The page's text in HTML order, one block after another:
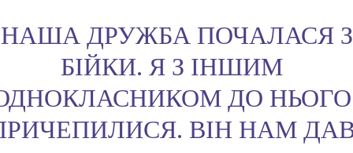
ДРУЖБА ПОЧАЛАСЯ З
БІЙКИ. Я З ІНШИМ
ДО НЬОГО
ВІН НАМ